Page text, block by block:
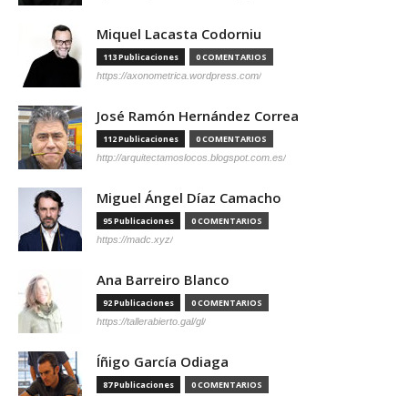
Miquel Lacasta Codorniu
113 Publicaciones 0 COMENTARIOS
https://axonometrica.wordpress.com/
José Ramón Hernández Correa
112 Publicaciones 0 COMENTARIOS
http://arquitectamoslocos.blogspot.com.es/
Miguel Ángel Díaz Camacho
95 Publicaciones 0 COMENTARIOS
https://madc.xyz/
Ana Barreiro Blanco
92 Publicaciones 0 COMENTARIOS
https://tallerabierto.gal/gl/
Íñigo García Odiaga
87 Publicaciones 0 COMENTARIOS